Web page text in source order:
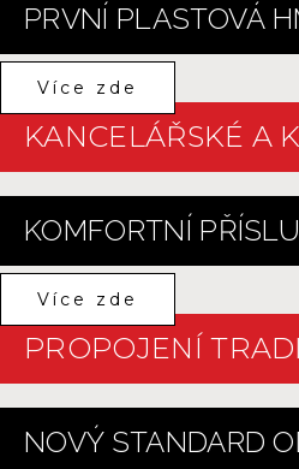
PRVNÍ PLASTOVÁ
Více zde
KANCELÁŘSKÉ A
KOMFORTNÍ
Více zde
PROPOJENÍ
NOVÝ STANDARD